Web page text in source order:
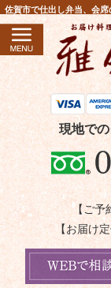
コ
ン
ツ
へ
ス
キ
プ
佐賀市で仕出し弁当、会
現地で
【ご予
【お届け